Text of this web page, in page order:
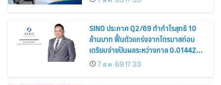
หุ้น
SINO ประกาศ Q2/69 ทำกำไรสุทธิ 10
ล้านบาท ฟื้นตัวแกร่งจากไตรมาสก่อน
เตรียมจ่ายปันผลระหว่างกาล 0.014423
บาทต่อหุ้น ครึ่งปีหลังมุ่งเติบโตต่อเนื่อง
7 ส.ค. 69 17:33